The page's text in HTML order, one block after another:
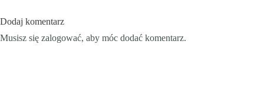
Dodaj komentarz
Musisz się zalogować, aby móc dodać komentarz.